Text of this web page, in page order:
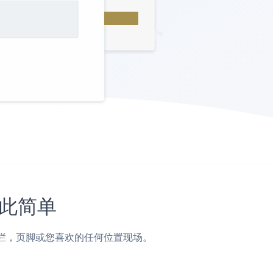
简单
页脚或您喜欢的任何位置现场。